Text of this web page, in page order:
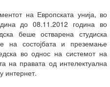
на Европската унија, во
до 08.11.2012 година во
беше остварена студиска
на состојбата и преземање
во однос на системот на
на правата од интелектуална
интернет.